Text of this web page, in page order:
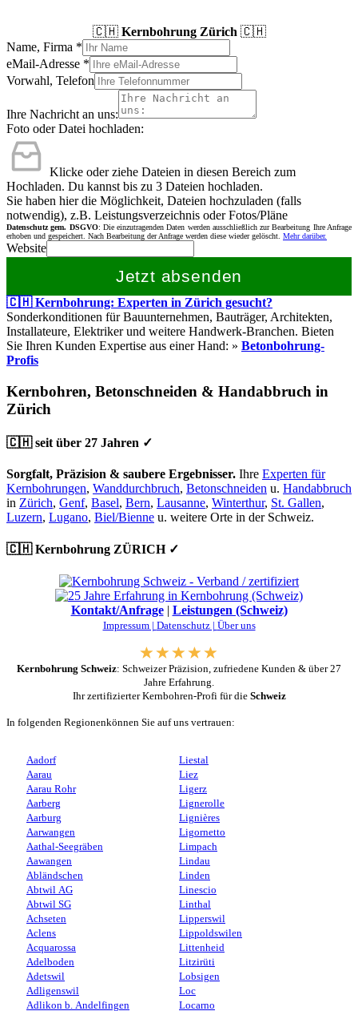
🇨🇭 Kernbohrung Zürich 🇨🇭
Name, Firma *
eMail-Adresse *
Vorwahl, Telefon
Ihre Nachricht an uns:
Foto oder Datei hochladen:
Klicke oder ziehe Dateien in diesen Bereich zum
Hochladen. Du kannst bis zu 3 Dateien hochladen.
Sie haben hier die Möglichkeit, Dateien hochzuladen (falls
notwendig), z.B. Leistungsverzeichnis oder Fotos/Pläne
Datenschutz gem. DSGVO: Die einzutragenden Daten werden ausschließlich zur Bearbeitung Ihre Anfrage
erhoben und gespeichert. Nach Bearbeitung der Anfrage werden diese wieder gelöscht. Mehr darüber.
Website
Jetzt absenden
🇨🇭 Kernbohrung: Experten in Zürich gesucht?
Sonderkonditionen für Bauunternehmen, Bauträger, Architekten,
Installateure, Elektriker und weitere Handwerk-Branchen. Bieten
Sie Ihren Kunden Expertise aus einer Hand: » Betonbohrung-
Profis
Kernbohren, Betonschneiden & Handabbruch in
Zürich
🇨🇭 seit über 27 Jahren ✓
Sorgfalt, Präzision & saubere Ergebnisser. Ihre Experten für
Kernbohrungen, Wanddurchbruch, Betonschneiden u. Handabbruch
in Zürich, Genf, Basel, Bern, Lausanne, Winterthur, St. Gallen,
Luzern, Lugano, Biel/Bienne u. weitere Orte in der Schweiz.
🇨🇭 Kernbohrung ZÜRICH ✓
Kontakt/Anfrage| Leistungen (Schweiz)
Impressum | Datenschutz | Über uns
Kernbohrung Schweiz: Schweizer Präzision, zufriedene Kunden & über 27
Jahre Erfahrung.
Ihr zertifizierter Kernbohren-Profi für die Schweiz
In folgenden Regionenkönnen Sie auf uns vertrauen:
Aadorf
Aarau
Aarau Rohr
Aarberg
Aarburg
Aarwangen
Aathal-Seegräben
Aawangen
Abländschen
Abtwil AG
Abtwil SG
Achseten
Aclens
Acquarossa
Adelboden
Adetswil
Adligenswil
Adlikon b. Andelfingen
Liestal
Liez
Ligerz
Lignerolle
Lignières
Ligornetto
Limpach
Lindau
Linden
Linescio
Linthal
Lipperswil
Lippoldswilen
Littenheid
Litzirüti
Lobsigen
Loc
Locarno